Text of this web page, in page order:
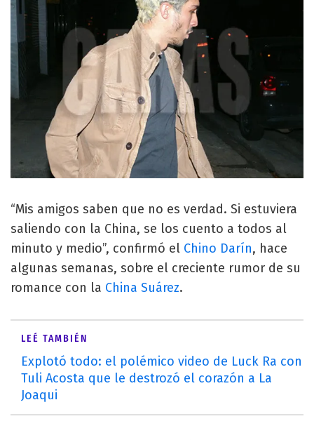
“Mis amigos saben que no es verdad. Si estuviera
saliendo con la China, se los cuento a todos al
minuto y medio”, confirmó el Chino Darín, hace
algunas semanas, sobre el creciente rumor de su
romance con la China Suárez.
LEÉ TAMBIÉN
Explotó todo: el polémico video de Luck Ra con
Tuli Acosta que le destrozó el corazón a La
Joaqui